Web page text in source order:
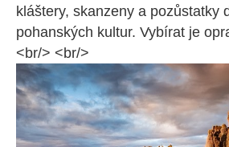
kláštery, skanzeny a pozůstatky
pohanských kultur. Vybírat je
<br/> <br/>